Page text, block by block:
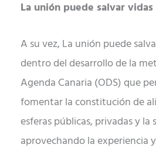
La unión puede salvar vidas
A su vez, La unión puede
dentro del desarrollo de la
Agenda Canaria (ODS) que
fomentar la constitución de
esferas públicas, privadas y la
aprovechando la experiencia